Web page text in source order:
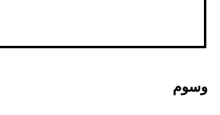
وسوم